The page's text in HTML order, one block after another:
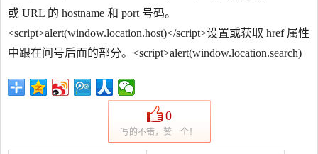
或 URL 的 hostname 和 port 号码。
<script>alert(window.location.host)</script>设置或获取 href 属性
中跟在问号后面的部分。<script>alert(window.location.search)
0
写的不错，赞一个！